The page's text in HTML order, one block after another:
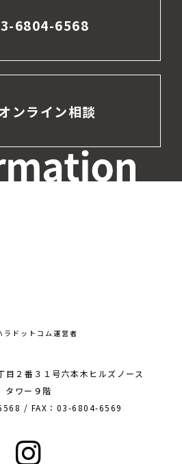
6804-6568
ンライン相談
ラドットコム運営者
目２番３１号六本木ヒルズノース
タワー９階
/ FAX：03-6804-6569